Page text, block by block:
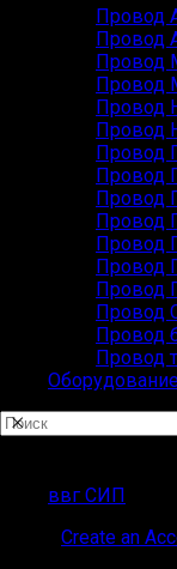
Провод
Провод
Провод
Провод
Провод
Провод
Провод
Провод
Провод
Провод
Провод
Провод
Провод
Провод
Провод
Провод
ввг СИП
Create an